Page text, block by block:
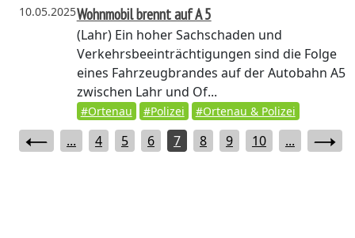
10.05.2025Wohnmobil brennt auf A 5
(Lahr)Ein hoher Sachschaden und
Verkehrsbeeinträchtigungen sind die Folge
eines Fahrzeugbrandes auf der Autobahn A5
zwischen Lahr und Of...
#Ortenau #Polizei #Ortenau & Polizei
... 4 5 6 7 8 9 10 ...